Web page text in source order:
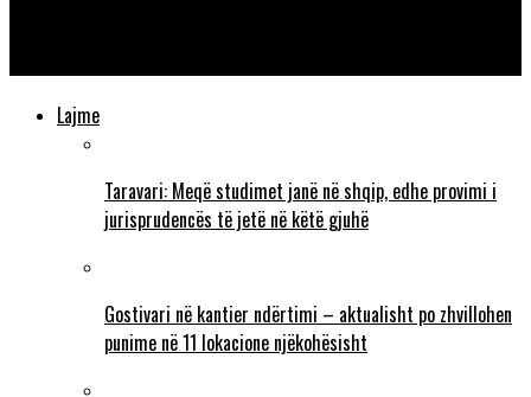
Lajme
Taravari: Meqë studimet janë në shqip, edhe provimi i
jurisprudencës të jetë në këtë gjuhë
Gostivari në kantier ndërtimi – aktualisht po zhvillohen
punime në 11 lokacione njëkohësisht